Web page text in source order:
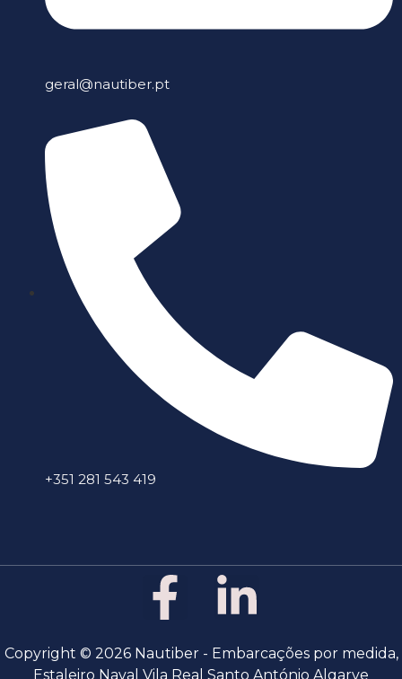
geral@nautiber.pt
+351 281 543 419
Copyright © 2026 Nautiber - Embarcações por medida,
Estaleiro Naval Vila Real Santo António Algarve